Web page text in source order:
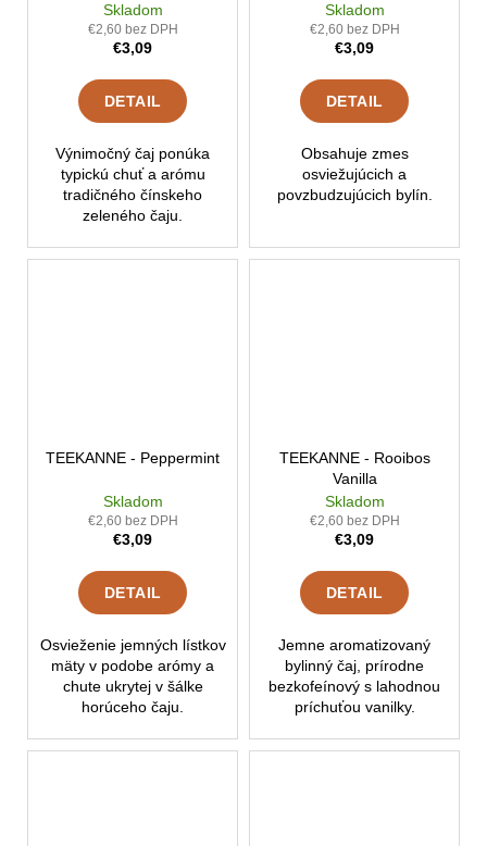
Skladom
€2,60 bez DPH
€3,09
DETAIL
Výnimočný čaj ponúka
typickú chuť a arómu
tradičného čínskeho
zeleného čaju.
Skladom
€2,60 bez DPH
€3,09
DETAIL
Obsahuje zmes
osviežujúcich a
povzbudzujúcich bylín.
TEEKANNE - Peppermint
Skladom
€2,60 bez DPH
€3,09
DETAIL
Osvieženie jemných lístkov
mäty v podobe arómy a
chute ukrytej v šálke
horúceho čaju.
TEEKANNE - Rooibos
Vanilla
Skladom
€2,60 bez DPH
€3,09
DETAIL
Jemne aromatizovaný
bylinný čaj, prírodne
bezkofeínový s lahodnou
príchuťou vanilky.